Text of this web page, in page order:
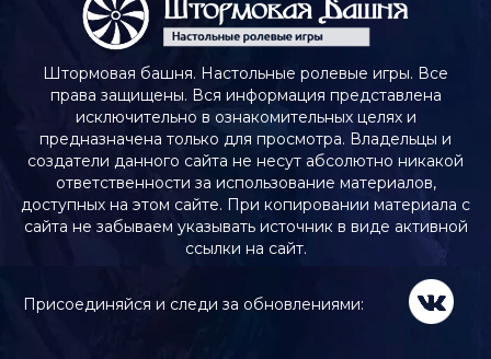
Штормовая башня. Настольные ролевые игры. Все
права защищены. Вся информация представлена
исключительно в ознакомительных целях и
предназначена только для просмотра. Владельцы и
создатели данного сайта не несут абсолютно никакой
ответственности за использование материалов,
доступных на этом сайте. При копировании материала с
сайта не забываем указывать источник в виде активной
ссылки на сайт.
Присоединяйся и следи за обновлениями: